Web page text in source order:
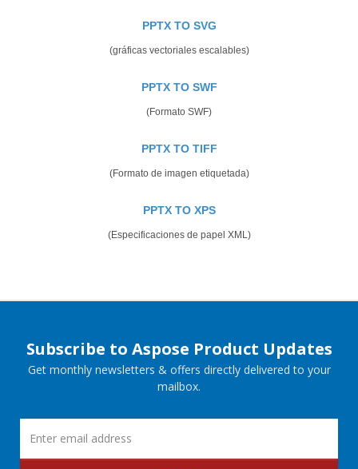
PPTX TO SVG
(gráficas vectoriales escalables)
PPTX TO SWF
(Formato SWF)
PPTX TO TIFF
(Formato de imagen etiquetada)
PPTX TO XPS
(Especificaciones de papel XML)
Subscribe to Aspose Product Updates
Get monthly newsletters & offers directly delivered to your
mailbox.